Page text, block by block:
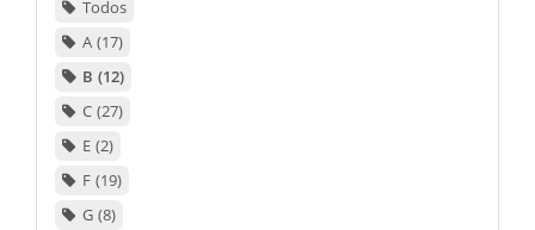
Todos
A 17
B 12
C 27
E 2
F 19
G 8